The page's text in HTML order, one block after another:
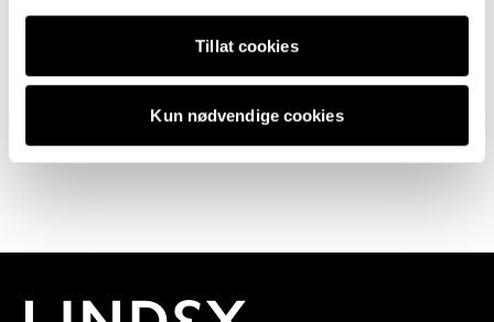
Tillat cookies
Kun nødvendige cookies
6 av 6 bilder